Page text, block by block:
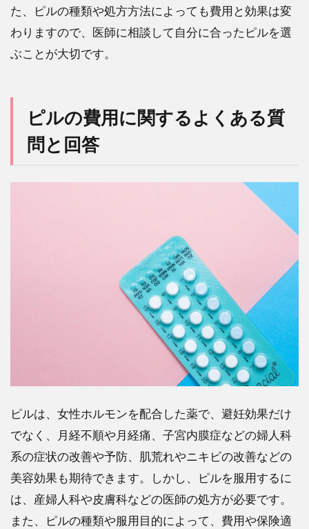
た、ピルの種類や処方方法によっても費用と効果は変
わりますので、医師に相談して自分に合ったピルを選
ぶことが大切です。
ピルの費用に関するよくある質
問と回答
ピルは、女性ホルモンを配合した薬で、避妊効果だけ
でなく、月経不順や月経痛、子宮内膜症などの婦人科
系の症状の改善や予防、肌荒れやニキビの改善などの
美容効果も期待できます。しかし、ピルを服用するに
は、産婦人科や皮膚科などの医師の処方が必要です。
また、ピルの種類や服用目的によって、費用や保険適